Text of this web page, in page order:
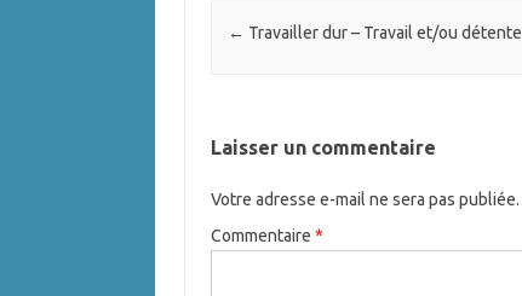
Navigation des articles
← Travailler dur – Travail et/ou détente
Laisser un commentaire
Votre adresse e-mail ne sera pas publiée.
Commentaire *